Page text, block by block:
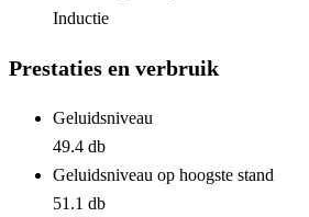
Inductie
Prestaties en verbruik
Geluidsniveau
49.4 db
Geluidsniveau op hoogste stand
51.1 db